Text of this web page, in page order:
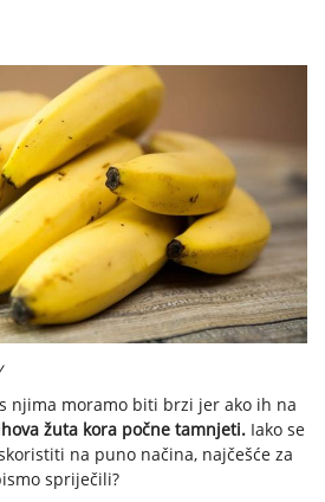
njima moramo biti brzi jer ako ih na
žuta kora počne tamnjeti. Iako se
na puno načina, najčešće za
spriječili?